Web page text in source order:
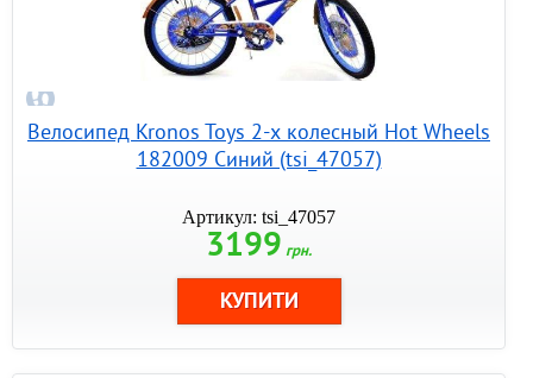
Велосипед Kronos Toys 2-х колесный Hot Wheels
182009 Синий (tsi_47057)
Артикул: tsi_47057
3199 грн.